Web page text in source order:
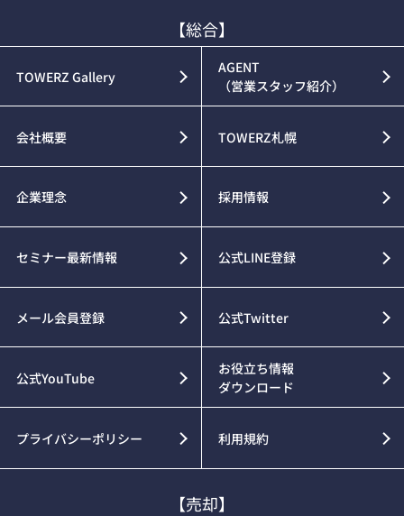
【総合】
TOWERZ Gallery
AGENT
（営業スタッフ紹介）
会社概要 TOWERZ札幌
企業理念 採用情報
セミナー最新情報 公式LINE登録
メール会員登録 公式Twitter
公式YouTube
お役立ち情報
ダウンロード
プライバシーポリシー 利用規約
【売却】